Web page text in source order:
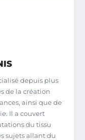
depuis plus
de la création
ainsi que de
Il a couvert
du tissu
sujets allant du